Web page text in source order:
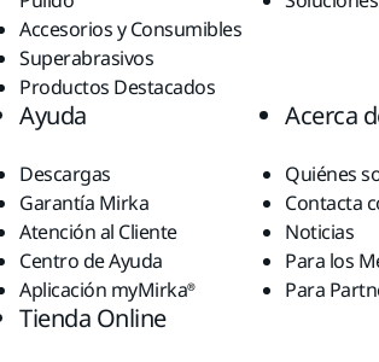
Accesorios y Consumibles
Superabrasivos
Productos Destacados
Ayuda
Descargas
Garantía Mirka
Atención al Cliente
Centro de Ayuda
Aplicación myMirka®
Acerca
Quiénes
Contacta
Noticias
Para los
Para
Tienda Online